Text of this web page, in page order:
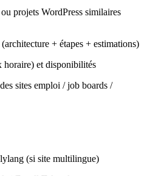
projets WordPress similaires
+ étapes + estimations)
et disponibilités
sites emploi / job boards /
(si site multilingue)